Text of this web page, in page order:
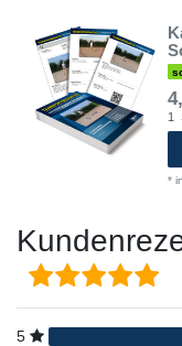
1
*
5